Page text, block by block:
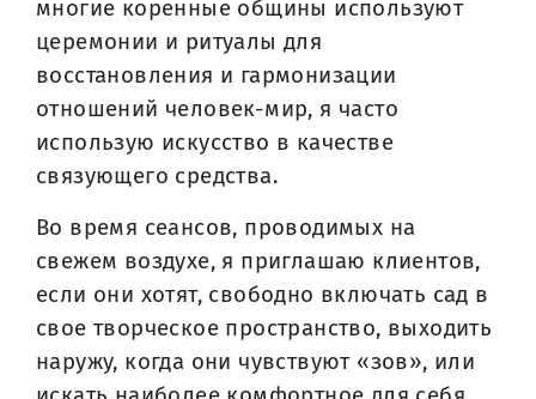
многие коренные общины используют
церемонии и ритуалы для
восстановления и гармонизации
отношений человек-мир, я часто
использую искусство в качестве
связующего средства.
Во время сеансов, проводимых на
свежем воздухе, я приглашаю клиентов,
если они хотят, свободно включать сад в
свое творческое пространство, выходить
наружу, когда они чувствуют «зов», или